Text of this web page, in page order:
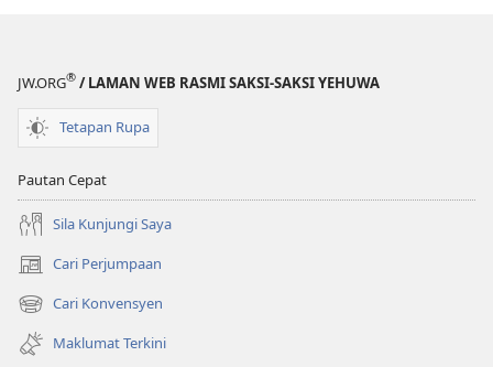
JW.ORG® / LAMAN WEB RASMI SAKSI-SAKSI YEHUWA
Tetapan Rupa
Pautan Cepat
Sila Kunjungi Saya
Cari Perjumpaan
(membuka
tetingkap
baharu)
Cari Konvensyen
(membuka
tetingkap
baharu)
Maklumat Terkini